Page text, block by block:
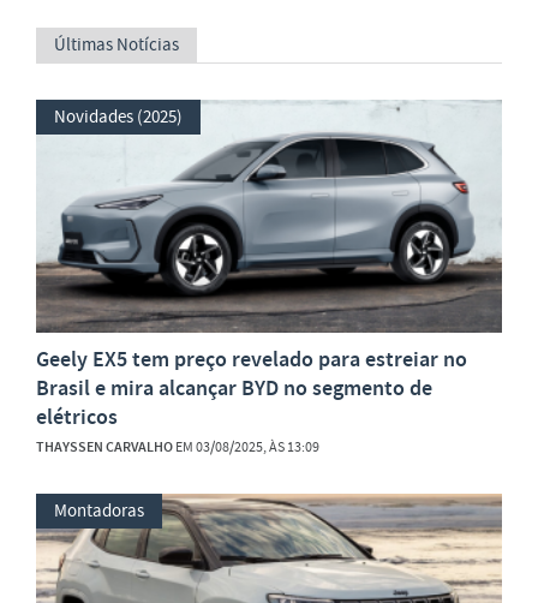
Últimas Notícias
Novidades (2025)
Geely EX5 tem preço revelado para estreiar no
Brasil e mira alcançar BYD no segmento de
elétricos
THAYSSEN CARVALHOEM 03/08/2025, ÀS 13:09
Montadoras